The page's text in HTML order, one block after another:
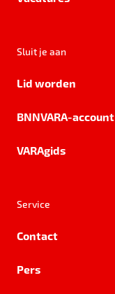
Sluit je aan
Lid worden
BNNVARA-account
VARAgids
Service
Contact
Pers